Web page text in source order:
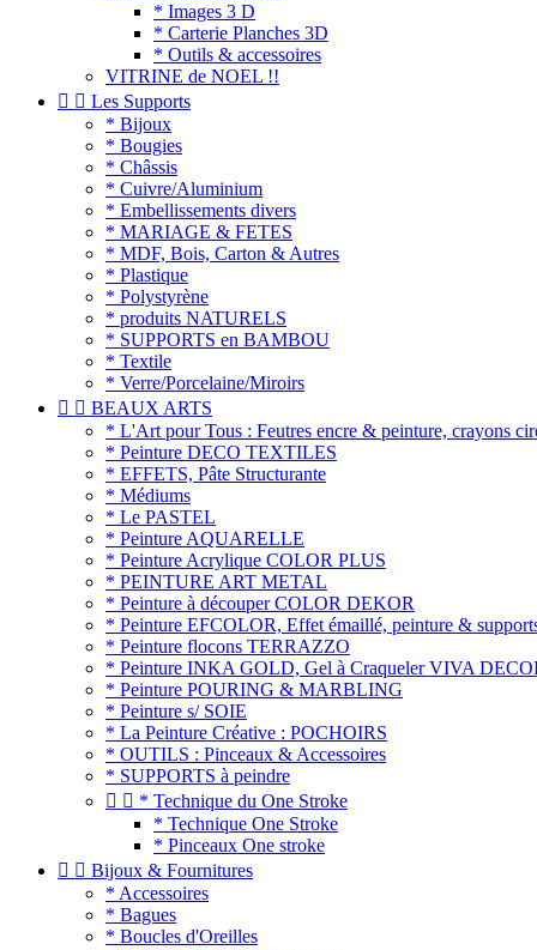
* Images 3 D
* Carterie Planches 3D
* Outils & accessoires
VITRINE de NOEL !!
  Les Supports
* Bijoux
* Bougies
* Châssis
* Cuivre/Aluminium
* Embellissements divers
* MARIAGE & FETES
* MDF, Bois, Carton & Autres
* Plastique
* Polystyrène
* produits NATURELS
* SUPPORTS en BAMBOU
* Textile
* Verre/Porcelaine/Miroirs
  BEAUX ARTS
* L'Art pour Tous : Feutres encre & peinture, crayons
* Peinture DECO TEXTILES
* EFFETS, Pâte Structurante
* Médiums
* Le PASTEL
* Peinture AQUARELLE
* Peinture Acrylique COLOR PLUS
* PEINTURE ART METAL
* Peinture à découper COLOR DEKOR
* Peinture EFCOLOR, Effet émaillé, peinture &
* Peinture flocons TERRAZZO
* Peinture INKA GOLD, Gel à Craqueler VIVA
* Peinture POURING & MARBLING
* Peinture s/ SOIE
* La Peinture Créative : POCHOIRS
* OUTILS : Pinceaux & Accessoires
* SUPPORTS à peindre
  * Technique du One Stroke
* Technique One Stroke
* Pinceaux One stroke
  Bijoux & Fournitures
* Accessoires
* Bagues
* Boucles d'Oreilles